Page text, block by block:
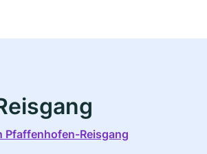
Pfaffenhofen-Reisgang